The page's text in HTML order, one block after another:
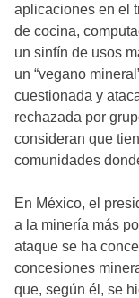
aplicaciones en el
de cocina,
un sinfín de usos
un “vegano
cuestionada y
rechazada por
consideran que
comunidades
En México, el
a la minería más
ataque se ha
concesiones
que, según él, se